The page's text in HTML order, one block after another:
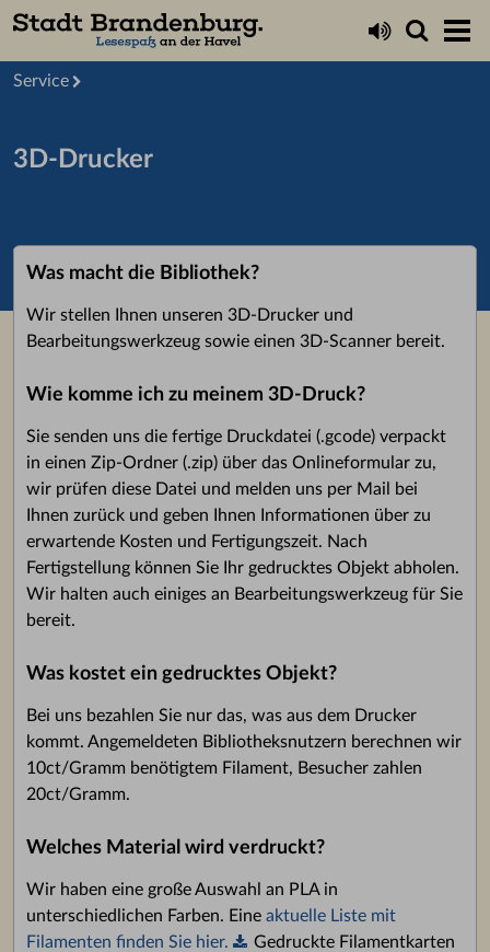
Service
3D-Drucker
Was macht die Bibliothek?
Wir stellen Ihnen unseren 3D-Drucker und
Bearbeitungswerkzeug sowie einen 3D-Scanner bereit.
Wie komme ich zu meinem 3D-Druck?
Sie senden uns die fertige Druckdatei (.gcode) verpackt
in einen Zip-Ordner (.zip) über das Onlineformular zu,
wir prüfen diese Datei und melden uns per Mail bei
Ihnen zurück und geben Ihnen Informationen über zu
erwartende Kosten und Fertigungszeit. Nach
Fertigstellung können Sie Ihr gedrucktes Objekt abholen.
Wir halten auch einiges an Bearbeitungswerkzeug für Sie
bereit.
Was kostet ein gedrucktes Objekt?
Bei uns bezahlen Sie nur das, was aus dem Drucker
kommt. Angemeldeten Bibliotheksnutzern berechnen wir
10ct/Gramm benötigtem Filament, Besucher zahlen
20ct/Gramm.
Welches Material wird verdruckt?
Wir haben eine große Auswahl an PLA in
unterschiedlichen Farben. Eine aktuelle Liste mit
Filamenten finden Sie hier.
Gedruckte Filamentkarten